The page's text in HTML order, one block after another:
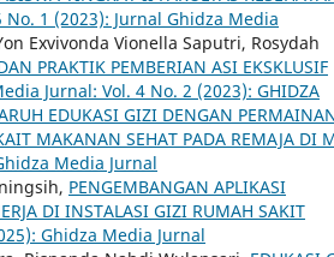
1 (2023): Jurnal Ghidza Media
Exvivonda Vionella Saputri, Rosydah
PRAKTIK PEMBERIAN ASI EKSKLUSIF
Jurnal: Vol. 4 No. 2 (2023): GHIDZA
EDUKASI GIZI DENGAN
MAKANAN SEHAT PADA REMAJA DI
Media Jurnal
PENGEMBANGAN APLIKASI
DI INSTALASI GIZI RUMAH SAKIT
Ghidza Media Jurnal